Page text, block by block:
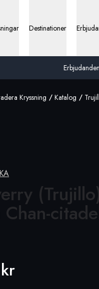
Destinationer
Kryssning Katalog
Chan-